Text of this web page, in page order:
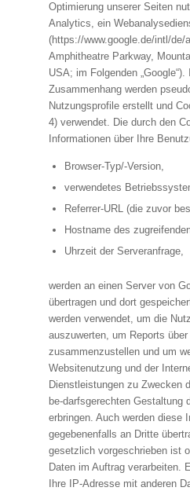
Optimierung unserer Seiten
Analytics, ein
(https://www.google.de/intl/de/
Amphitheatre Parkway,
USA; im Folgenden „Google“).
Zusammenhang werden
Nutzungsprofile erstellt und
4) verwendet. Die durch den
Informationen über Ihre
Browser-Typ/-Version,
verwendetes
Referrer-URL (die zuvor
Hostname des
Uhrzeit der Serveranfrage,
werden an einen Server von
übertragen und dort
werden verwendet, um die
auszuwerten, um Reports
zusammenzustellen und um
Websitenutzung und der
Dienstleistungen zu Zwecken
be-darfsgerechten Gestaltung
erbringen. Auch werden diese
gegebenenfalls an Dritte
gesetzlich vorgeschrieben ist
Daten im Auftrag verarbeiten.
Ihre IP-Adresse mit anderen